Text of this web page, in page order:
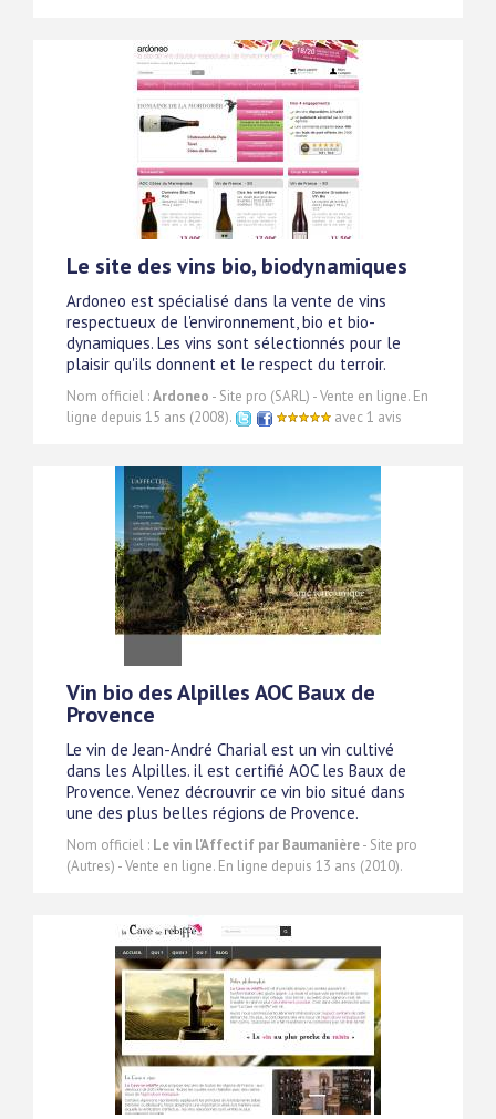
Le site des vins bio, biodynamiques
Ardoneo est spécialisé dans la vente de vins
respectueux de l'environnement, bio et bio-
dynamiques. Les vins sont sélectionnés pour le
plaisir qu'ils donnent et le respect du terroir.
Nom officiel :Ardoneo - Site pro (SARL) - Vente en ligne. En
ligne depuis 15 ans (2008).
avec 1 avis
Vin bio des Alpilles AOC Baux de
Provence
Le vin de Jean-André Charial est un vin cultivé
dans les Alpilles. il est certifié AOC les Baux de
Provence. Venez décrouvrir ce vin bio situé dans
une des plus belles régions de Provence.
Nom officiel : Le vin l'Affectif par Baumanière- Site pro
(Autres) - Vente en ligne. En ligne depuis 13 ans (2010).